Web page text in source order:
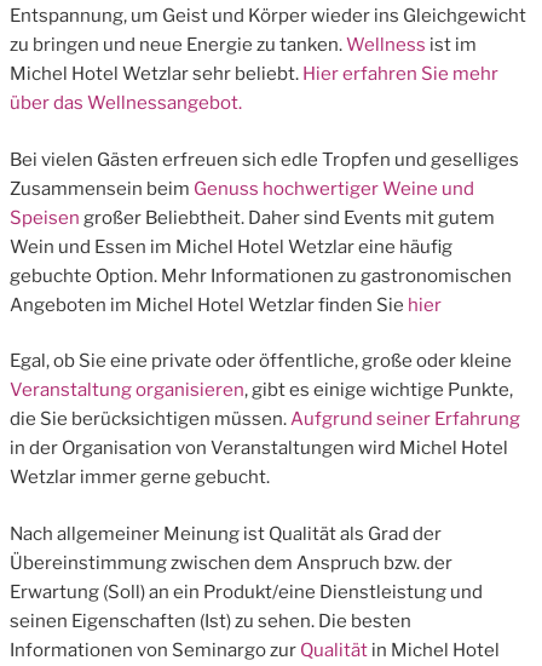
Entspannung, um Geist und Körper wieder ins Gleichgewicht
zu bringen und neue Energie zu tanken.Wellness ist im
Michel Hotel Wetzlar sehr beliebt. Hier erfahren Sie mehr
über das Wellnessangebot.
Bei vielen Gästen erfreuen sich edle Tropfen und geselliges
Zusammensein beim Genuss hochwertiger Weine und
Speisen großer Beliebtheit. Daher sind Events mit gutem
Wein und Essen im Michel Hotel Wetzlar eine häufig
gebuchte Option. Mehr Informationen zu gastronomischen
Angeboten im Michel Hotel Wetzlar finden Sie hier
Egal, ob Sie eine private oder öffentliche, große oder kleine
Veranstaltung organisieren, gibt es einige wichtige Punkte,
die Sie berücksichtigen müssen.Aufgrund seiner Erfahrung
in der Organisation von Veranstaltungen wird Michel Hotel
Wetzlar immer gerne gebucht.
Nach allgemeiner Meinung ist Qualität als Grad der
Übereinstimmung zwischen dem Anspruch bzw. der
Erwartung (Soll) an ein Produkt/eine Dienstleistung und
seinen Eigenschaften (Ist) zu sehen. Die besten
Informationen von Seminargo zur Qualität in Michel Hotel